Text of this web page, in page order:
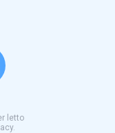
letto